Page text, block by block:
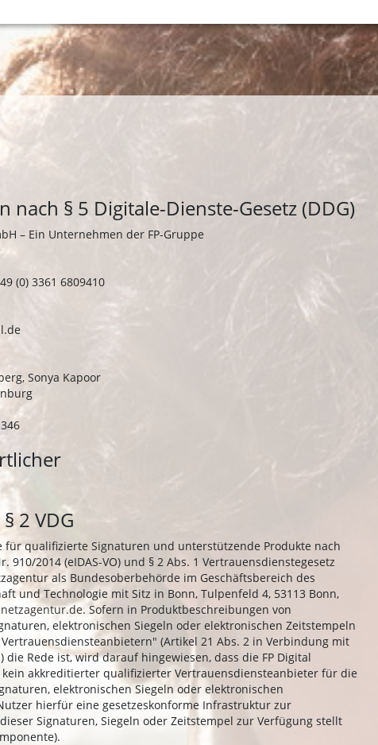
nach § 5 Digitale-Dienste-Gesetz (DDG)
– Ein Unternehmen der FP-Gruppe
(0) 3361 6809410
Sonya Kapoor
2 VDG
für qualifizierte Signaturen und unterstützende Produkte nach
910/2014 (eIDAS-VO) und § 2 Abs. 1 Vertrauensdienstegesetz
als Bundesoberbehörde im Geschäftsbereich des
und Technologie mit Sitz in Bonn, Tulpenfeld 4, 53113 Bonn,
. Sofern in Produktbeschreibungen von
elektronischen Siegeln oder elektronischen Zeitstempeln
(Artikel 21 Abs. 2 in Verbindung mit
die Rede ist, wird darauf hingewiesen, dass die FP Digital
kein akkreditierter qualifizierter Vertrauensdiensteanbieter für die
elektronischen Siegeln oder elektronischen
hierfür eine gesetzeskonforme Infrastruktur zur
Signaturen, Siegeln oder Zeitstempel zur Verfügung stellt